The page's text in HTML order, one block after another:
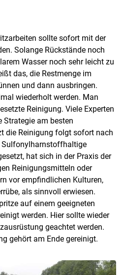
sollte sofort mit der
Solange Rückstände noch
Wasser noch sehr leicht zu
das, die Restmenge im
und dann ausbringen.
wiederholt werden. Man
Reinigung. Viele Experten
Strategie am besten
die Reinigung folgt sofort nach
Sulfonylharnstoffhaltige
hat sich in der Praxis der
Reinigungsmitteln oder
vor empfindlichen Kulturen,
als sinnvoll erwiesen.
auf einem geeigneten
werden. Hier sollte wieder
geachtet werden.
gehört am Ende gereinigt.